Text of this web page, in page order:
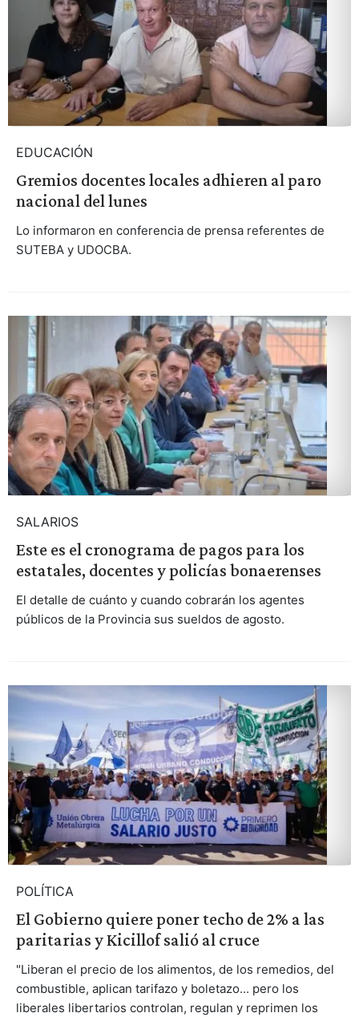
EDUCACIÓN
Gremios docentes locales adhieren al paro
nacional del lunes
Lo informaron en conferencia de prensa referentes de
SUTEBA y UDOCBA.
SALARIOS
Este es el cronograma de pagos para los
estatales, docentes y policías bonaerenses
El detalle de cuánto y cuando cobrarán los agentes
públicos de la Provincia sus sueldos de agosto.
POLÍTICA
El Gobierno quiere poner techo de 2% a las
paritarias y Kicillof salió al cruce
"Liberan el precio de los alimentos, de los remedios, del
combustible, aplican tarifazo y boletazo... pero los
liberales libertarios controlan, regulan y reprimen los